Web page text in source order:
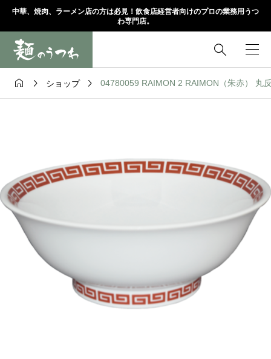
中華、焼肉、ラーメン店の方は必見！飲食店経営者向けのプロの業務用うつ
わ専門店。

  ショップ  04780059 RAIMON 2 RAIMON（朱赤） 丸